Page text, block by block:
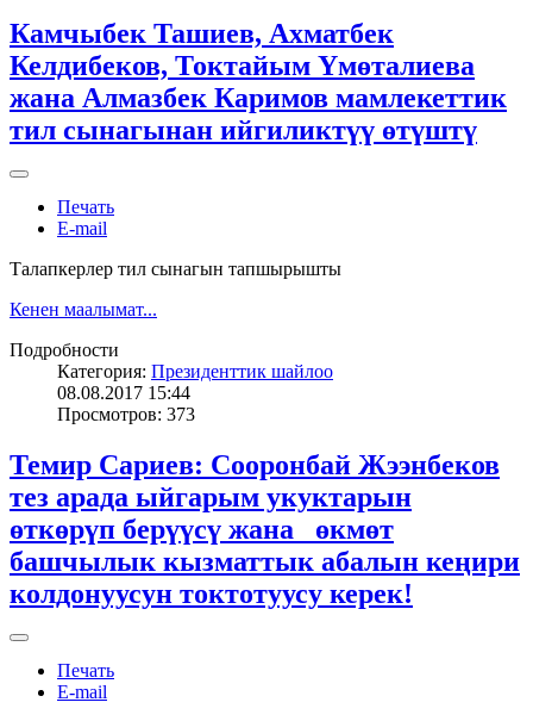
Камчыбек Ташиев, Ахматбек
Келдибеков, Токтайым Үмөталиева
жана Алмазбек Каримов мамлекеттик
тил сынагынан ийгиликтүү өтүштү
Печать
E-mail
Талапкерлер тил сынагын тапшырышты
Кенен маалымат...
Подробности
Категория: Президенттик шайлоо
08.08.2017 15:44
Просмотров: 373
Темир Сариев: Сооронбай Жээнбеков
тез арада ыйгарым укуктарын
өткөрүп берүүсү жана өкмөт
башчылык кызматтык абалын кеңири
колдонуусун токтотуусу керек!
Печать
E-mail